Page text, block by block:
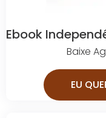
Ebook
Baixe
EU